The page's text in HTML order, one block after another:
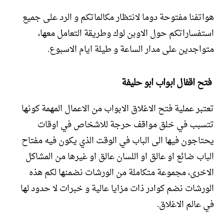
هواتفنا مفتوحة دوما لانتظار مكالماتكم و الرد على جميع
استفساراتكم حول الاوبن لوك وطريقة التعامل معها،
متواجدين على مدار الساعة و طيلة ايام الاسبوع.
فتح اقفال ابواب ابو حليفة
تعتبر عملية فتح الاغلاق الابواب من الاعمال المهمة كونها
تتسبب في خلق مواقف حرجة للاشخاص في اوقات
يحتاجون فيها الى الباب في الوقت الذي يكون فيه مفتاح
الباب ضائع او عالق او اللسان عالق او غيرها من المشاكل
الاخرى، مجموعة متكاملة من الورشات نضمنها لكم هذه
الورشات نضم كوادر ذات مزايا عالية و خبرات لا حدود لها
في عالم الاغلاق.